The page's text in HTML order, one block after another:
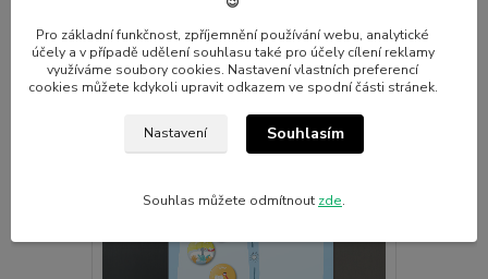
Související zboží 7
Pro základní funkčnost, zpříjemnění používání webu, analytické
účely a v případě udělení souhlasu také pro účely cílení reklamy
využíváme soubory cookies. Nastavení vlastních preferencí
cookies můžete kdykoli upravit odkazem ve spodní části stránek.
Nastavení Souhlasím
Souhlas můžete odmítnout zde.